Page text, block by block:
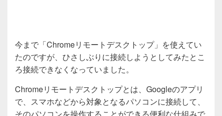
今まで「Chromeリモートデスクトップ」を使えてい
たのですが、ひさしぶりに接続しようとしてみたとこ
ろ接続できなくなっていました。
Chromeリモートデスクトップとは、Googleのアプリ
で、スマホなどから対象となるパソコンに接続して、